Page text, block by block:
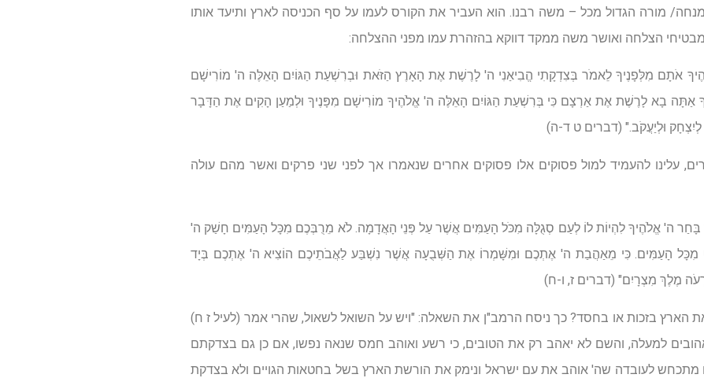
מורה הגדול מכל – משה רבנו. הוא העביר את הקורס לעמו על סף הכניסה לארץ ותיעד אותו
הצלחה ואושר משה ממקד דווקא בהזהרת עמו מפני ההצלחה:
אֹתָם מִלְּפָנֶיךָ לֵאמֹר בְּצִדְקָתִי הֱבִיאַנִי ה' לָרֶשֶׁת אֶת הָאָרֶץ הַזֹּאת וּבְרִשְׁעַת הַגּוֹיִם הָאֵלֶּה ה' מוֹרִישָׁם
אַתָּה בָא לָרֶשֶׁת אֶת אַרְצָם כִּי בְּרִשְׁעַת הַגּוֹיִם הָאֵלֶּה ה' אֱלֹהֶיךָ מוֹרִישָׁם מִפָּנֶיךָ וּלְמַעַן הָקִים אֶת הַדָּבָר
וּלְיַעֲקֹב." (דברים ט ד-ה)
עלינו להעמיד למול פסוקים אלו פסוקים אחרים שנאמרו אך לפני שני פרקים ואשר מהם עולה
בָּחַר ה' אֱלֹהֶיךָ לִהְיוֹת לוֹ לְעַם סְגֻלָּה מִכֹּל הָעַמִּים אֲשֶׁר עַל פְּנֵי הָאֲדָמָה. לֹא מֵרֻבְּכֶם מִכָּל הָעַמִּים חָשַׁק ה'
מִכָּל הָעַמִּים. כִּי מֵאַהֲבַת ה' אֶתְכֶם וּמִשָּׁמְרוֹ אֶת הַשְּׁבֻעָה אֲשֶׁר נִשְׁבַּע לַאֲבֹתֵיכֶם הוֹצִיא ה' אֶתְכֶם בְּיָד
מֶלֶךְ מִצְרָיִם" (דברים ז, ו-ח)
את הארץ בזכות או בחסד? כך ניסח הרמב"ן את השאלה: "ויש על השואל לשאול, שהרי אמר (לעיל ז ח)
למעלה, והשם לא יאהב רק את הטובים, כי רשע ואוהב חמס שנאה נפשו, אם כן גם בצדקתם
מתכחש לעובדה שה' אוהב את עם ישראל ונימק את הורשת הארץ בשל בחטאות הגויים ולא בצדקת